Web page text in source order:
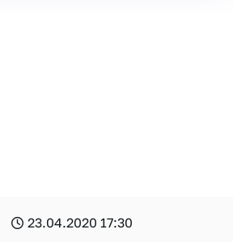
23.04.2020 17:30